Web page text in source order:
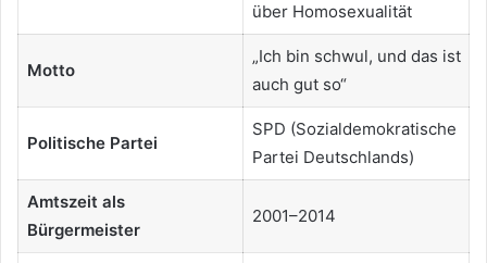
über Homosexualität
Motto
„Ich bin schwul, und das ist
auch gut so“
Politische Partei
SPD (Sozialdemokratische
Partei Deutschlands)
Amtszeit als
Bürgermeister
2001–2014